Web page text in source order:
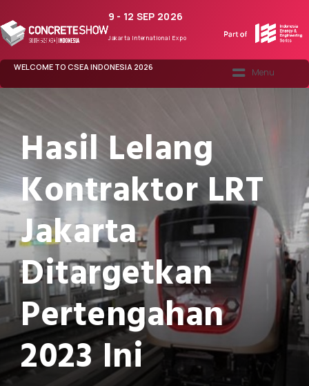
9 - 12 SEP 2026
Jakarta International Expo
WELCOME TO CSEA INDONESIA 2026
Hasil Lelang
Kontraktor LRT
Jakarta
Ditargetkan
Pertengahan
2023 Ini